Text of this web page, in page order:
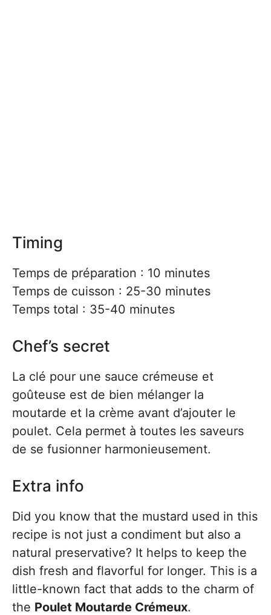
Timing
Temps de préparation : 10 minutes
Temps de cuisson : 25-30 minutes
Temps total : 35-40 minutes
Chef’s secret
La clé pour une sauce crémeuse et
goûteuse est de bien mélanger la
moutarde et la crème avant d’ajouter le
poulet. Cela permet à toutes les saveurs
de se fusionner harmonieusement.
Extra info
Did you know that the mustard used in this
recipe is not just a condiment but also a
natural preservative? It helps to keep the
dish fresh and flavorful for longer. This is a
little-known fact that adds to the charm of
the Poulet Moutarde Crémeux.